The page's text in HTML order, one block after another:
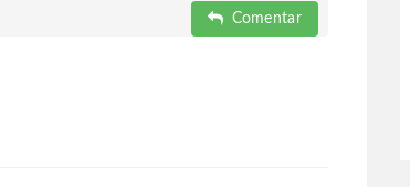
Comentar